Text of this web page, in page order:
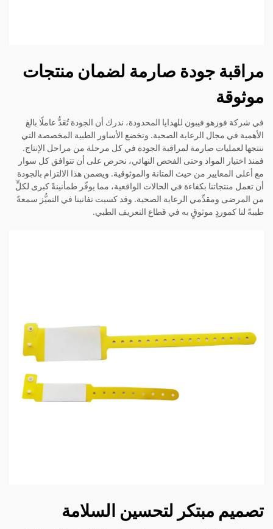
مراقبة جودة صارمة لضمان منتجات
موثوقة
في شركة فوزهو فيبون للهدايا المحدودة، ندرك أن الجودة تُعَدُّ عاملًا بالغ
الأهمية في مجال الرعاية الصحية. وتخضع الأساور الطبية المخصصة التي
ننتجها لعمليات صارمة لمراقبة الجودة في كل مرحلة من مراحل الإنتاج.
فمنذ اختيار المواد وحتى الفحص النهائي، نحرص على أن تتوافق كل سوار
مع أعلى المعايير من حيث المتانة والموثوقية. ويضمن هذا الالتزام بالجودة
أن تعمل منتجاتنا بكفاءة في الحالات الواقعية، مما يوفّر طمأنينةً كبرى لكلٍّ
من المرضى ومقدِّمي الرعاية الصحية. وقد كسبت تفانينا في التميُّز سمعةً
طيبةً لنا كموردٍ موثوقٍ به في قطاع التعريف الطبي.
تصميم مبتكر لتحسين السلامة